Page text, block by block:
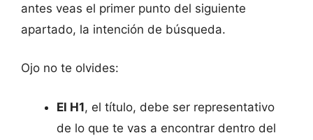
antes veas el primer punto del siguiente
apartado, la intención de búsqueda.
Ojo no te olvides:
El H1, el título, debe ser representativo
de lo que te vas a encontrar dentro del